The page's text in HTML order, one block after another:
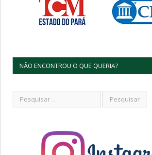
NÃO ENCONTROU O QUE QUERIA?